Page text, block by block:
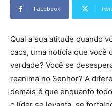
Facebook
Qual a sua atitude quando
caos, uma notícia que você
verdade? Você se
reanima no Senhor? A
demais é que enquanto